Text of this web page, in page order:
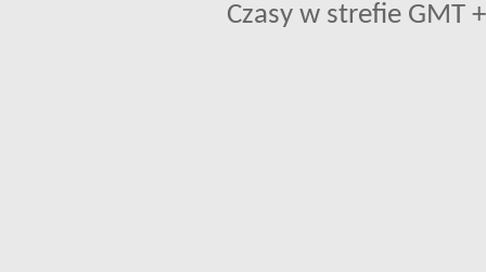
Czasy w strefie GMT